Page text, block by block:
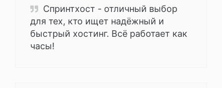
Спринтхост - отличный выбор
для тех, кто ищет надёжный и
быстрый хостинг. Всё работает как
часы!